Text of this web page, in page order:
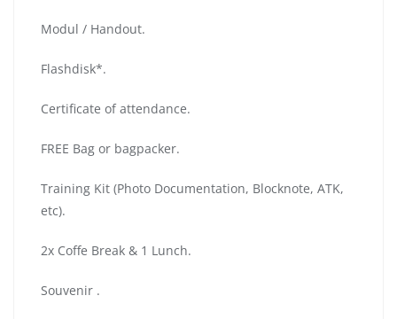
Modul / Handout.
Flashdisk*.
Certificate of attendance.
FREE Bag or bagpacker.
Training Kit (Photo Documentation, Blocknote, ATK,
etc).
2x Coffe Break & 1 Lunch.
Souvenir .